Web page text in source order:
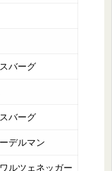
バーグ
バーグ
デルマン
ルツェネッガー